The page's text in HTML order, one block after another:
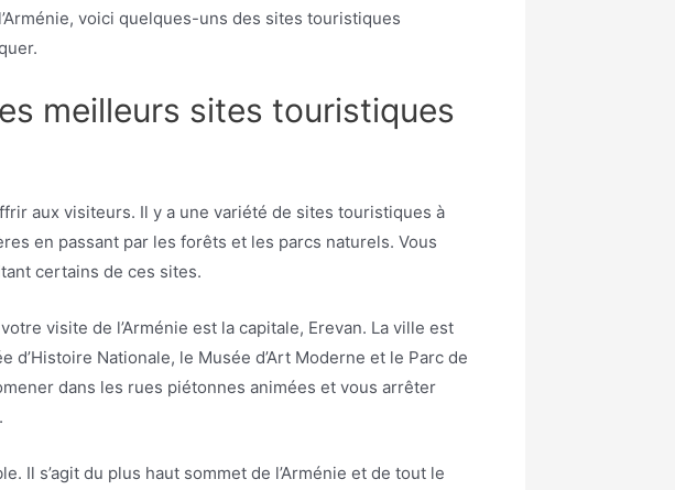
voici quelques-uns des sites touristiques
meilleurs sites touristiques
aux visiteurs. Il y a une variété de sites touristiques à
en passant par les forêts et les parcs naturels. Vous
certains de ces sites.
visite de l’Arménie est la capitale, Erevan. La ville est
Nationale, le Musée d’Art Moderne et le Parc de
dans les rues piétonnes animées et vous arrêter
Il s’agit du plus haut sommet de l’Arménie et de tout le